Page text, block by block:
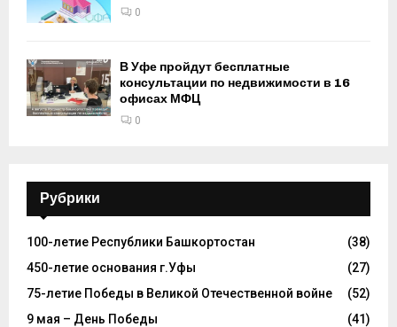
0
В Уфе пройдут бесплатные
консультации по недвижимости в 16
офисах МФЦ
0
Рубрики
100-летие Республики Башкортостан
(38)
450-летие основания г.Уфы
(27)
75-летие Победы в Великой Отечественной войне
(52)
9 мая – День Победы
(41)